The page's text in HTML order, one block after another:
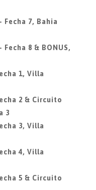
Fecha 7, Bahia
8 & BONUS,
1, Villa
2 & Circuito
3
3, Villa
4, Villa
5 & Circuito